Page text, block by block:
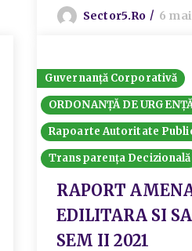
Sector5.ro 6 mai
Guvernanță Corporativă
ORDONANȚĂ DE
Rapoarte Autoritate
Transparența Decizională
RAPORT
EDILITARA SI
SEM II 2021